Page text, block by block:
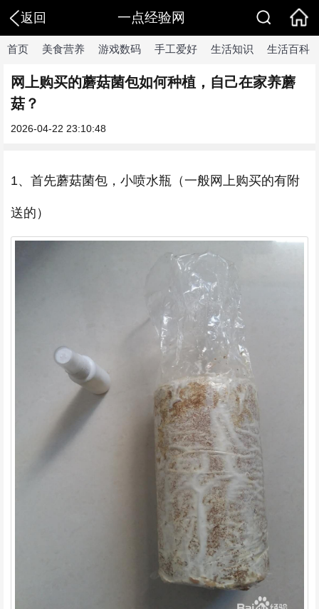
返回 一点经验网
首页 美食营养 游戏数码 手工爱好 生活知识 生活百科
网上购买的蘑菇菌包如何种植，自己在家养蘑
菇？
2026-04-22 23:10:48
1、首先蘑菇菌包，小喷水瓶（一般网上购买的有附
送的）